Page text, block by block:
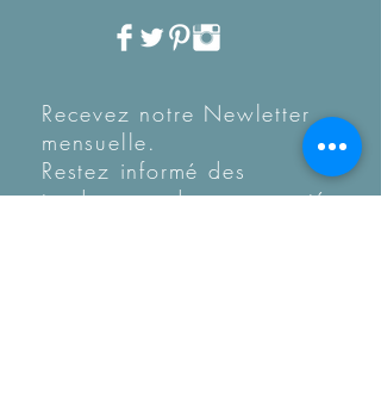
Recevez notre Newletter
mensuelle.
Restez informé des
tendances, des nouveautés